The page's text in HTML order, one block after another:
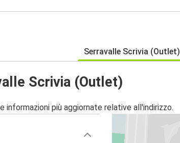
Serravalle Scrivia (Outlet)
Scrivia (Outlet)
più aggiornate relative all'indirizzo.